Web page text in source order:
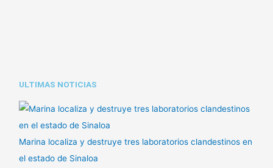
ULTIMAS NOTICIAS
Marina localiza y destruye tres laboratorios clandestinos en
el estado de Sinaloa